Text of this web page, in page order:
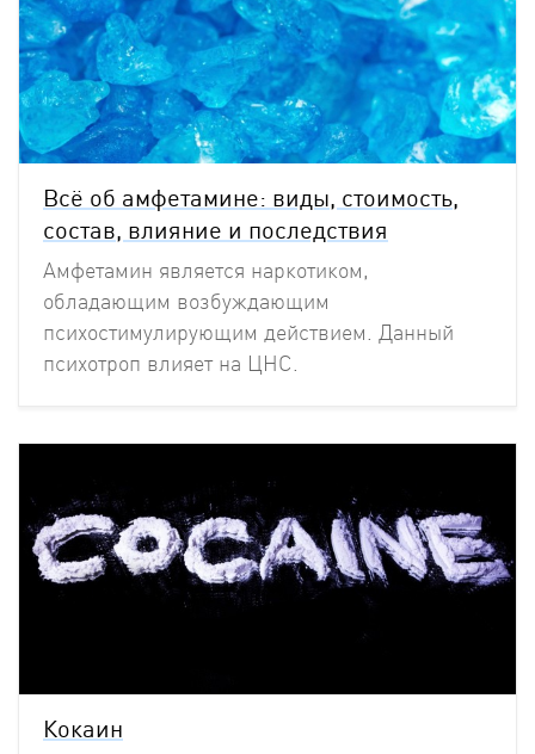
Всё об амфетамине: виды, стоимость,
состав, влияние и последствия
Амфетамин является наркотиком,
обладающим возбуждающим
психостимулирующим действием. Данный
психотроп влияет на ЦНС.
Кокаин